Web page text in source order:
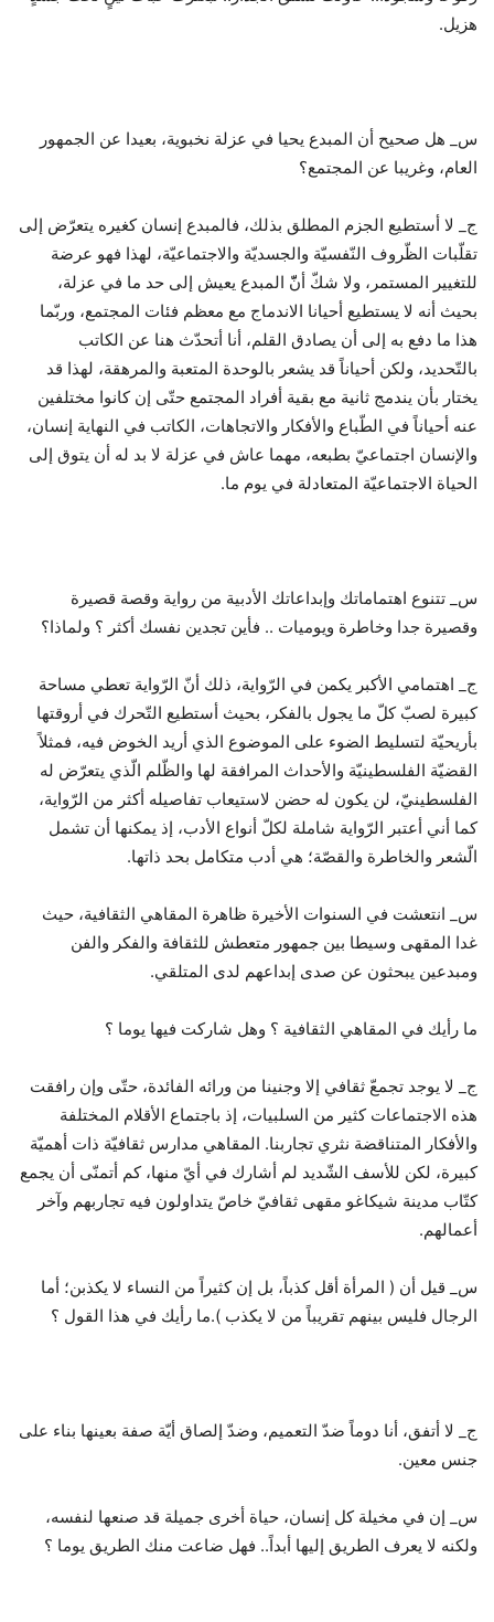
هزيل.
س_ هل صحيح أن المبدع يحيا في عزلة نخبوية، بعيدا عن الجمهور
العام، وغريبا عن المجتمع؟
ج_ لا أستطيع الجزم المطلق بذلك، فالمبدع إنسان كغيره يتعرّض إلى
تقلّبات الظّروف النّفسيّة والجسديّة والاجتماعيّة، لهذا فهو عرضة
للتغيير المستمر، ولا شكّ أنّّ المبدع يعيش إلى حد ما في عزلة،
بحيث أنه لا يستطيع أحيانا الاندماج مع معظم فئات المجتمع، وربّما
هذا ما دفع به إلى أن يصادق القلم، أنا أتحدّث هنا عن الكاتب
بالتّحديد، ولكن أحياناً قد يشعر بالوحدة المتعبة والمرهقة، لهذا قد
يختار بأن يندمج ثانية مع بقية أفراد المجتمع حتّى إن كانوا مختلفين
عنه أحياناً في الطّباع والأفكار والاتجاهات، الكاتب في النهاية إنسان،
والإنسان اجتماعيّ بطبعه، مهما عاش في عزلة لا بد له أن يتوق إلى
الحياة الاجتماعيّة المتعادلة في يوم ما.
س_ تتنوع اهتماماتك وإبداعاتك الأدبية من رواية وقصة قصيرة
وقصيرة جدا وخاطرة ويوميات .. فأين تجدين نفسك أكثر ؟ ولماذا؟
ج_ اهتمامي الأكبر يكمن في الرّواية، ذلك أنّ الرّواية تعطي مساحة
كبيرة لصبّ كلّ ما يجول بالفكر، بحيث أستطيع التّحرك في أروقتها
بأريحيّة لتسليط الضوء على الموضوع الذي أريد الخوض فيه، فمثلاً
القضيّة الفلسطينيّة والأحداث المرافقة لها والظّلم الّذي يتعرّض له
الفلسطينيّ، لن يكون له حضن لاستيعاب تفاصيله أكثر من الرّواية،
كما أني أعتبر الرّواية شاملة لكلّ أنواع الأدب، إذ يمكنها أن تشمل
الّشعر والخاطرة والقصّة؛ هي أدب متكامل بحد ذاتها.
س_ انتعشت في السنوات الأخيرة ظاهرة المقاهي الثقافية، حيث
غدا المقهى وسيطا بين جمهور متعطش للثقافة والفكر والفن
ومبدعين يبحثون عن صدى إبداعهم لدى المتلقي.
ما رأيك في المقاهي الثقافية ؟ وهل شاركت فيها يوما ؟
ج_ لا يوجد تجمعّ ثقافي إلا وجنينا من ورائه الفائدة، حتّى وإن رافقت
هذه الاجتماعات كثير من السلبيات، إذ باجتماع الأقلام المختلفة
والأفكار المتناقضة نثري تجاربنا. المقاهي مدارس ثقافيّة ذات أهميّة
كبيرة، لكن للأسف الشّديد لم أشارك في أيّ منها، كم أتمنّى أن يجمع
كتّاب مدينة شيكاغو مقهى ثقافيّ خاصّ يتداولون فيه تجاربهم وآخر
أعمالهم.
س_ قيل أن ( المرأة أقل كذباً، بل إن كثيراً من النساء لا يكذبن؛ أما
الرجال فليس بينهم تقريباً من لا يكذب ).ما رأيك في هذا القول ؟
ج_ لا أتفق، أنا دوماً ضدّ التعميم، وضدّ إلصاق أيّة صفة بعينها بناء على
جنس معين.
س_ إن في مخيلة كل إنسان، حياة أخرى جميلة قد صنعها لنفسه،
ولكنه لا يعرف الطريق إليها أبداً.. فهل ضاعت منك الطريق يوما ؟